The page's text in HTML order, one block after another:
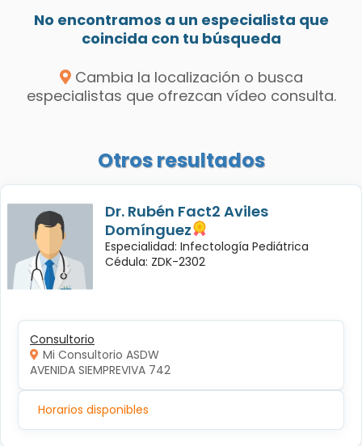
No encontramos a un especialista que
coincida con tu búsqueda
Cambia la localización o busca
especialistas que ofrezcan vídeo consulta.
Otros resultados
Dr. Rubén Fact2 Aviles
Domínguez
Especialidad: Infectología Pediátrica
Cédula: ZDK-2302
Consultorio
Mi Consultorio ASDW
AVENIDA SIEMPREVIVA 742
Horarios disponibles